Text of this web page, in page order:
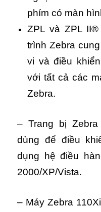
phím có màn
ZPL và ZPL
trình Zebra
vi và điều
với tất cả các
Zebra.
– Trang bị Zebra
dùng để điều
dụng hệ điều
2000/XP/Vista.
– Máy Zebra